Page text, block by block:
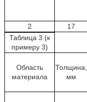
2
17
Таблица 3 (к
примеру 3)
Область
материала
Толщина,
мм